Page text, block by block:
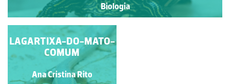
Biologia
TARTARUGA VERDE
Joana Macedo Gouveia
LAGARTIXA-DO-MATO-
COMUM
Ana Cristina Rito